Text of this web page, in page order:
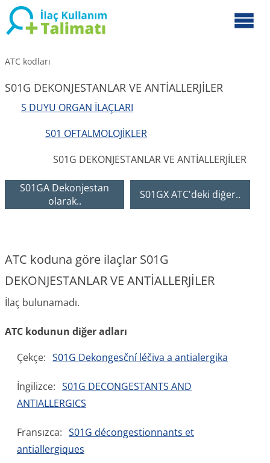
ATC kodları
S01G DEKONJESTANLAR VE ANTİALLERJİLER
S DUYU ORGAN İLAÇLARI
S01 OFTALMOLOJİKLER
S01G DEKONJESTANLAR VE ANTİALLERJİLER
S01GA Dekonjestan
olarak..
S01GX ATC'deki diğer..
ATC koduna göre ilaçlar S01G
DEKONJESTANLAR VE ANTİALLERJİLER
İlaç bulunamadı.
ATC kodunun diğer adları
Çekçe: S01G Dekongesční léčiva a antialergika
İngilizce: S01G DECONGESTANTS AND
ANTIALLERGICS
Fransızca: S01G décongestionnants et
antiallergiques